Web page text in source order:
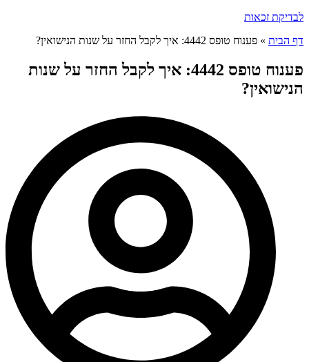
לבדיקת זכאות
דף הבית » פענוח טופס 4442: איך לקבל החזר על שנות הנישואין?
פענוח טופס 4442: איך לקבל החזר על שנות
הנישואין?